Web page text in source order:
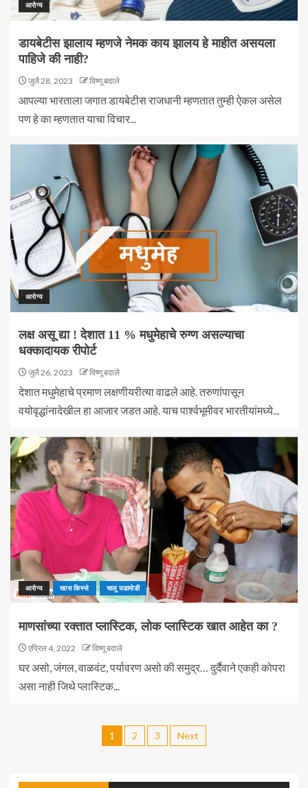
आरोग्य
डायबेटीस झालाय म्हणजे नेमक काय झालय हे माहीत असयला
पाहिजे की नाही?
जुलै 28, 2023 विष्णू बदाले
आपल्या भारताला जगात डायबेटीस राजधानी म्हणतात तुम्ही ऐकल असेल
पण हे का म्हणतात याचा विचार...
आरोग्य
लक्ष असू द्या ! देशात 11 % मधुमेहाचे रुग्ण असल्याचा
धक्कादायक रीपोर्ट
जुलै 26, 2023 विष्णू बदाले
देशात मधुमेहाचे प्रमाण लक्षणीयरीत्या वाढले आहे. तरुणांपासून
वयोवृद्धांनादेखील हा आजार जडत आहे. याच पार्श्वभूमीवर भारतीयांमध्ये...
आरोग्य खास किस्से चालू घडामोडी
माणसांच्या रक्तात प्लास्टिक, लोक प्लास्टिक खात आहेत का ?
एप्रिल 4, 2022 विष्णू बदाले
घर असो, जंगल, वाळवंट, पर्यावरण असो की समुद्र… दुर्दैवाने एकही कोपरा
असा नाही जिथे प्लास्टिक...
1 2 3 Next